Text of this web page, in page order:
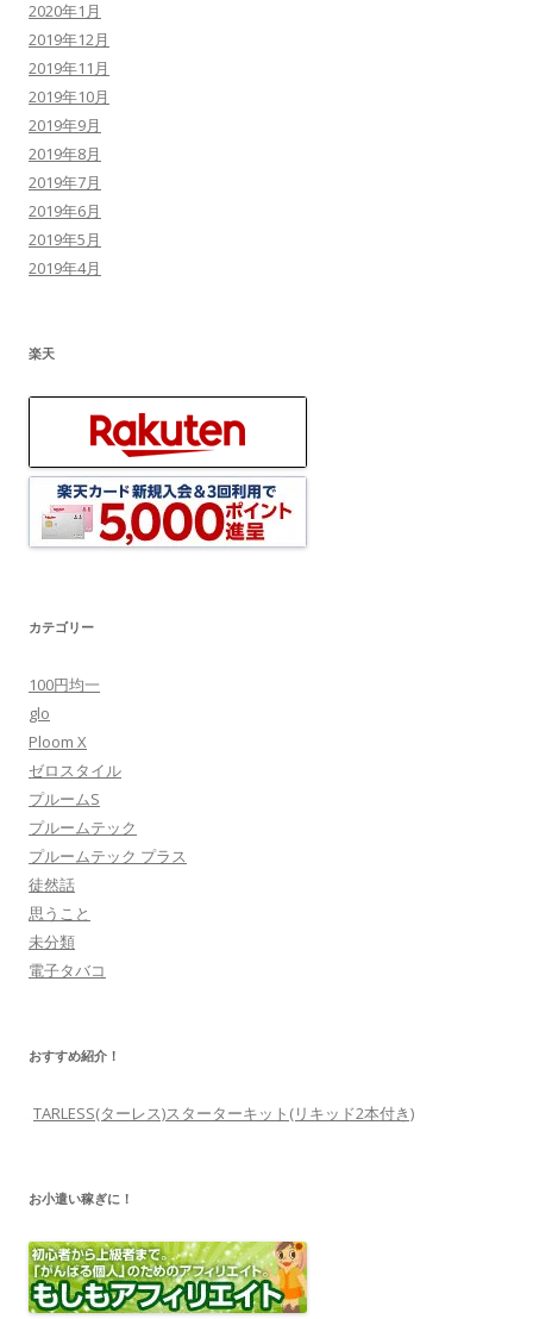
2020年1月
2019年12月
2019年11月
2019年10月
2019年9月
2019年8月
2019年7月
2019年6月
2019年5月
2019年4月
楽天
カテゴリー
100円均一
glo
Ploom X
ゼロスタイル
プルームS
プルームテック
プルームテック プラス
徒然話
思うこと
未分類
電子タバコ
おすすめ紹介！